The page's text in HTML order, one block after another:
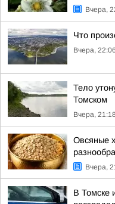
Вчера,
Что
Вчера, 22:06
Тело
Томском
Вчера, 21:18
Овсяные
Вчера,
В Томске